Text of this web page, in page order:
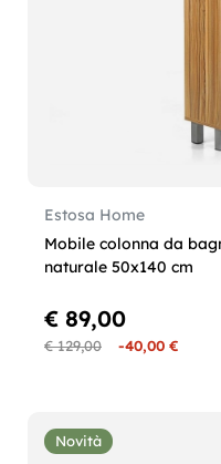
Estosa Home
Mobile colonna da
naturale 50x140 cm
€ 129,00 -40,00 €
€ 89,00
Novità